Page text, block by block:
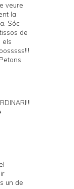
veure
la
Sóc
de
els
un de